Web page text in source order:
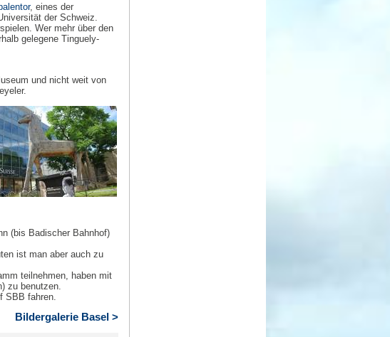
, eines der
der Schweiz.
Wer mehr über den
gelegene Tinguely-
und nicht weit von
(bis Badischer Bahnhof)
ist man aber auch zu
teilnehmen, haben mit
zu benutzen.
SBB fahren.
Bildergalerie Basel >